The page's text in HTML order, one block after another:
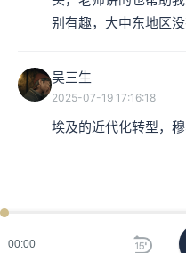
00:00
别有趣，大中东地区
吴三生
2025-07-19 17:16:18
埃及的近代化转型，穆